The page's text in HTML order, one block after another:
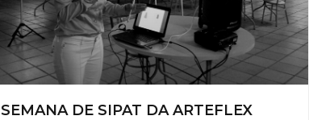
SEMANA DE SIPAT DA ARTEFLEX